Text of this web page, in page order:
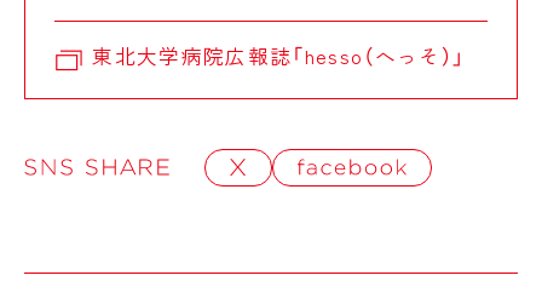
東北大学病院広報誌「hesso（へっそ）」